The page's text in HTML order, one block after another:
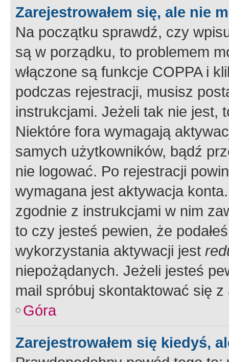
Zarejestrowałem się, ale nie
Na początku sprawdź, czy
są w porządku, to problemem
włączone są funkcje COPPA i
podczas rejestracji, musisz
instrukcjami. Jeżeli tak nie jest,
Niektóre fora wymagają
samych użytkowników, bądź
nie logować. Po rejestracji
wymagana jest aktywacja
zgodnie z instrukcjami w nim
to czy jesteś pewien, że
wykorzystania aktywacji jest
niepożądanych. Jeżeli jesteś
mail spróbuj skontaktować się
Góra
Zarejestrowałem się kiedyś,